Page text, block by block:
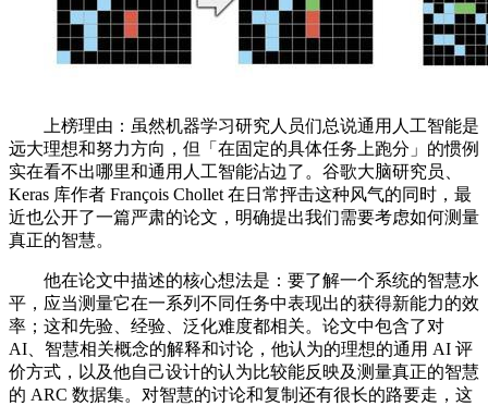
上榜理由：虽然机器学习研究人员们总说通用人工智能是
远大理想和努力方向，但「在固定的具体任务上跑分」的惯例
实在看不出哪里和通用人工智能沾边了。谷歌大脑研究员、
Keras 库作者 François Chollet 在日常抨击这种风气的同时，最
近也公开了一篇严肃的论文，明确提出我们需要考虑如何测量
真正的智慧。
他在论文中描述的核心想法是：要了解一个系统的智慧水
平，应当测量它在一系列不同任务中表现出的获得新能力的效
率；这和先验、经验、泛化难度都相关。论文中包含了对
AI、智慧相关概念的解释和讨论，他认为的理想的通用 AI 评
价方式，以及他自己设计的认为比较能反映及测量真正的智慧
的 ARC 数据集。对智慧的讨论和复制还有很长的路要走，这